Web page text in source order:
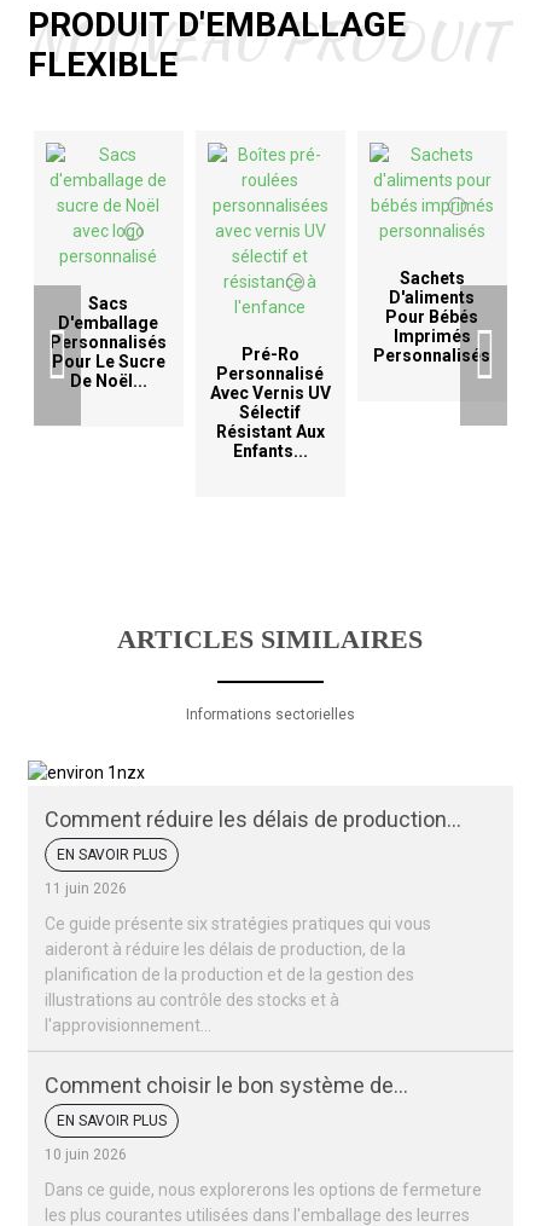
PRODUIT D'EMBALLAGE
FLEXIBLE
NOUVEAU PRODUIT
Sacs
D'emballage
Personnalisés
Pour Le Sucre
De Noël...
Pré-Ro
Personnalisé
Avec Vernis UV
Sélectif
Résistant Aux
Enfants...
Sachets
D'aliments
Pour Bébés
Imprimés
Personnalisés
ARTICLES SIMILAIRES
Informations sectorielles
Comment réduire les délais de production
des emballages
EN SAVOIR PLUS
11 juin 2026
Ce guide présente six stratégies pratiques qui vous
aideront à réduire les délais de production, de la
planification de la production et de la gestion des
illustrations au contrôle des stocks et à
l'approvisionnement...
Comment choisir le bon système de
fermeture pour votre appât de pêche
EN SAVOIR PLUS
10 juin 2026
Dans ce guide, nous explorerons les options de fermeture
les plus courantes utilisées dans l'emballage des leurres